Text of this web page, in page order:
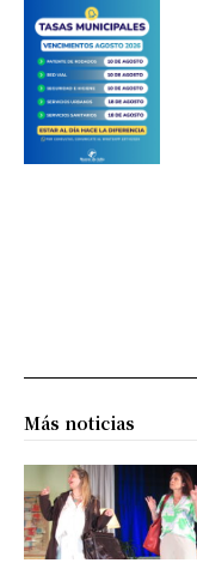
Más noticias